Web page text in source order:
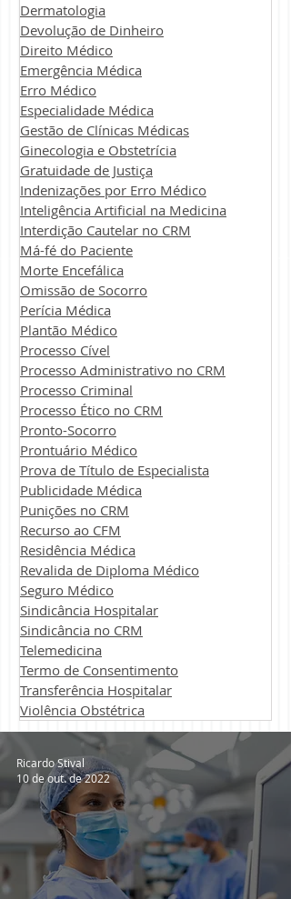
Dermatologia
Devolução de Dinheiro
Direito Médico
Emergência Médica
Erro Médico
Especialidade Médica
Gestão de Clínicas Médicas
Ginecologia e Obstetrícia
Gratuidade de Justiça
Indenizações por Erro Médico
Inteligência Artificial na Medicina
Interdição Cautelar no CRM
Má-fé do Paciente
Morte Encefálica
Omissão de Socorro
Perícia Médica
Plantão Médico
Processo Cível
Processo Administrativo no CRM
Processo Criminal
Processo Ético no CRM
Pronto-Socorro
Prontuário Médico
Prova de Título de Especialista
Publicidade Médica
Punições no CRM
Recurso ao CFM
Residência Médica
Revalida de Diploma Médico
Seguro Médico
Sindicância Hospitalar
Sindicância no CRM
Telemedicina
Termo de Consentimento
Transferência Hospitalar
Violência Obstétrica
Ricardo Stival
10 de out. de 2022